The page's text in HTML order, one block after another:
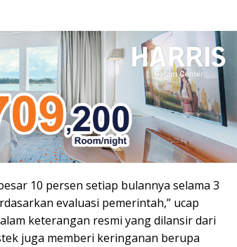
10 persen setiap bulannya selama 3
evaluasi pemerintah,” ucap
keterangan resmi yang dilansir dari
juga memberi keringanan berupa